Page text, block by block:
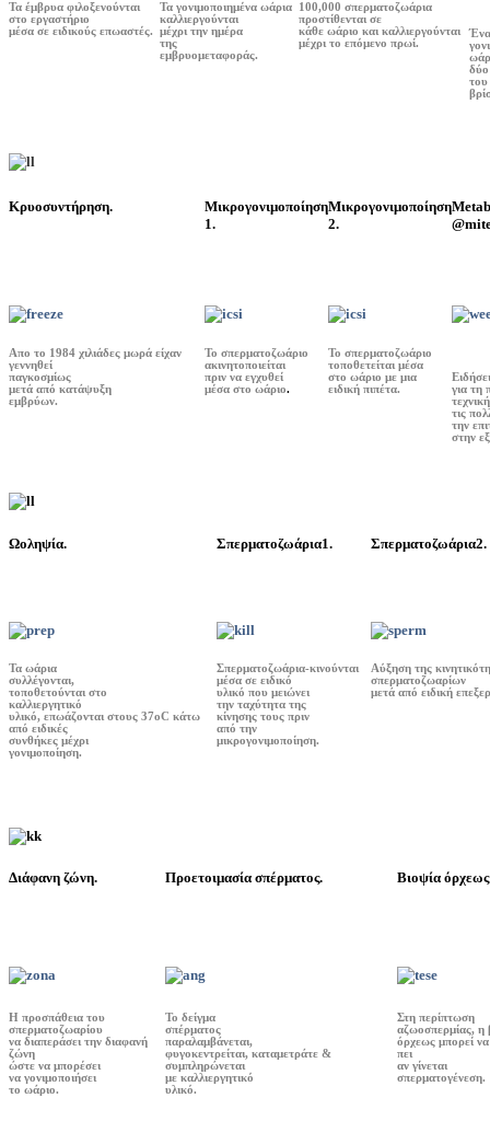
Τα έμβρυα φιλοξενούνται
στο εργαστήριο
μέσα σε ειδικούς επωαστές.
Τα γονιμοποιημένα ωάρια
καλλιεργούνται
μέχρι την ημέρα
της
εμβρυομεταφοράς.
100,000 σπερματοζωάρια
προστίθενται σε
κάθε ωάριο και καλλιεργούνται
μέχρι το επόμενο πρωί.
Ένα
δύο
Κρυοσυντήρηση.
Μικρογονιμοποίηση
1.
Μικρογονιμοποίηση
2.
Aπο το 1984 χιλιάδες μωρά είχαν
γεννηθεί
παγκοσμίως
μετά από κατάψυξη
εμβρύων.
Το σπερματοζωάριο
ακινητοποιείται
πριν να εγχυθεί
μέσα στο ωάριο.
Το σπερματοζωάριο
τοποθετείται μέσα
στο ωάριο με μια
ειδική πιπέτα.
για τη
τις
την
στην
Ωοληψία. Σπερματοζωάρια1. Σπερματοζωάρια2.
Τα ωάρια
συλλέγονται,
τοποθετούνται στο
καλλιεργητικό
υλικό, επωάζονται στους 37οC κάτω
από ειδικές
συνθήκες μέχρι
γονιμοποίηση.
Σπερματοζωάρια-κινούνται
μέσα σε ειδικό
υλικό που μειώνει
την ταχύτητα της
κίνησης τους πριν
από την
μικρογονιμοποίηση.
Αύξηση της
σπερματοζωαρίων
μετά από ειδική
Διάφανη ζώνη. Προετοιμασία σπέρματος. Βιοψία
Η προσπάθεια του
σπερματοζωαρίου
να διαπεράσει την διαφανή
ζώνη
ώστε να μπορέσει
να γονιμοποιήσει
το ωάριο.
Το δείγμα
σπέρματος
παραλαμβάνεται,
φυγοκεντρείται, καταμετράτε &
συμπληρώνεται
με καλλιεργητικό
υλικό.
Στη περίπτωση
αζωοσπερμίας, η
όρχεως μπορεί
πει
αν γίνεται
σπερματογένεση.